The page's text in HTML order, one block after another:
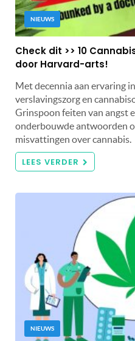
NIEUWS
Check dit >> 10
door Harvard-arts!
Met decennia aan ervaring
verslavingszorg en
Grinspoon feiten van angst
onderbouwde antwoorden
misvattingen over cannabis.
LEES VERDER
NIEUWS